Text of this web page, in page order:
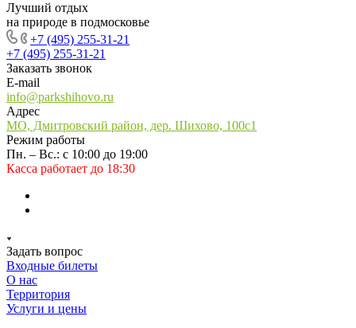
Лучший отдых
на природе в подмосковье
+7 (495) 255-31-21
+7 (495) 255-31-21
Заказать звонок
E-mail
info@parkshihovo.ru
Адрес
МО, Дмитровский район, дер. Шихово, 100с1
Режим работы
Пн. – Вс.: с 10:00 до 19:00
Касса работает до 18:30
Задать вопрос
Входные билеты
О нас
Территория
Услуги и цены